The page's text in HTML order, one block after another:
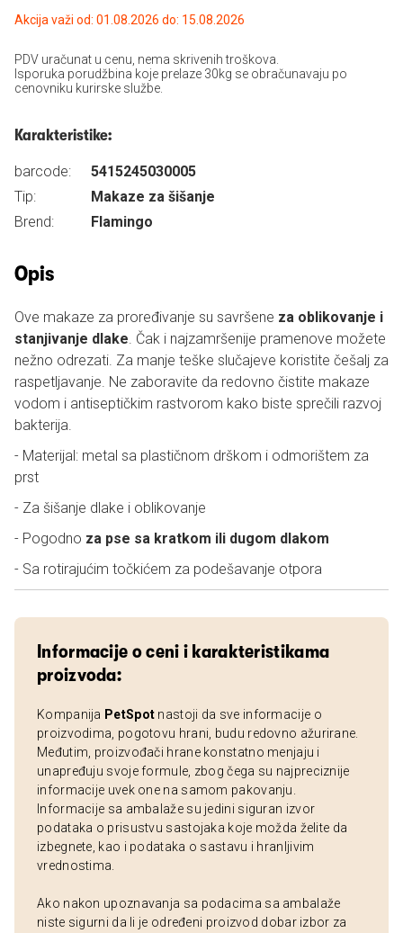
Akcija važi od: 01.08.2026 do: 15.08.2026
PDV uračunat u cenu, nema skrivenih troškova.
Isporuka porudžbina koje prelaze 30kg se obračunavaju po
cenovniku kurirske službe.
Karakteristike:
barcode:
5415245030005
Tip:
Makaze za šišanje
Brend:
Flamingo
Opis
Ove makaze za proređivanje su savršene za oblikovanje i
stanjivanje dlake. Čak i najzamršenije pramenove možete
nežno odrezati. Za manje teške slučajeve koristite češalj za
raspetljavanje. Ne zaboravite da redovno čistite makaze
vodom i antiseptičkim rastvorom kako biste sprečili razvoj
bakterija.
- Materijal: metal sa plastičnom drškom i odmorištem za
prst
- Za šišanje dlake i oblikovanje
- Pogodno za pse sa kratkom ili dugom dlakom
- Sa rotirajućim točkićem za podešavanje otpora
Informacije o ceni i karakteristikama
proizvoda:
Kompanija PetSpot nastoji da sve informacije o
proizvodima, pogotovu hrani, budu redovno ažurirane.
Međutim, proizvođači hrane konstatno menjaju i
unapređuju svoje formule, zbog čega su najpreciznije
informacije uvek one na samom pakovanju.
Informacije sa ambalaže su jedini siguran izvor
podataka o prisustvu sastojaka koje možda želite da
izbegnete, kao i podataka o sastavu i hranljivim
vrednostima.
Ako nakon upoznavanja sa podacima sa ambalaže
niste sigurni da li je određeni proizvod dobar izbor za